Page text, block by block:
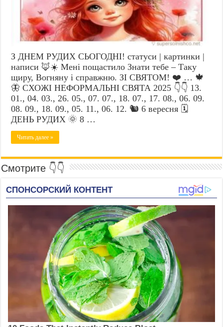
З ДНЕМ РУДИХ СЬОГОДНІ! статуси | картинки |
написи 🦊☀️ Мені пощастило Знати тебе – Таку
щиру, Вогняну і справжню. ЗІ СВЯТОМ! ❤️ … 🍁
🦋 СХОЖІ НЕФОРМАЛЬНІ СВЯТА 2025 👇👇 13.
01., 04. 03., 26. 05., 07. 07., 18. 07., 17. 08., 06. 09.
08. 09., 18. 09., 05. 11., 06. 12. 🐿️ 6 вересня 🗓️
ДЕНЬ РУДИХ 🌞 8 …
Читать далее »
Смотрите 👇👇